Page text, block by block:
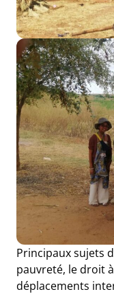
Principaux sujets
pauvreté, le droit
déplacements